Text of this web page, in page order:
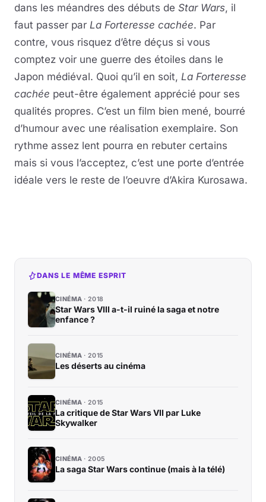
dans les méandres des débuts de Star Wars, il
faut passer par La Forteresse cachée. Par
contre, vous risquez d’être déçus si vous
comptez voir une guerre des étoiles dans le
Japon médiéval. Quoi qu’il en soit, La Forteresse
cachée peut-être également apprécié pour ses
qualités propres. C’est un film bien mené, bourré
d’humour avec une réalisation exemplaire. Son
rythme assez lent pourra en rebuter certains
mais si vous l’acceptez, c’est une porte d’entrée
idéale vers le reste de l’oeuvre d’Akira Kurosawa.
DANS LE MÊME ESPRIT
CINÉMA 2018
Star Wars VIII a-t-il ruiné la saga et notre
enfance ?
CINÉMA 2015
Les déserts au cinéma
CINÉMA 2015
La critique de Star Wars VII par Luke
Skywalker
CINÉMA 2005
La saga Star Wars continue (mais à la télé)